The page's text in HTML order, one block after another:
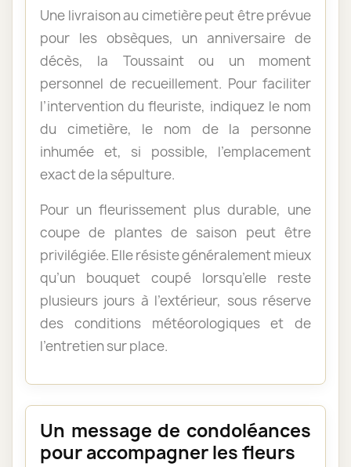
Une livraison au cimetière peut être prévue
pour les obsèques, un anniversaire de
décès, la Toussaint ou un moment
personnel de recueillement. Pour faciliter
l’intervention du fleuriste, indiquez le nom
du cimetière, le nom de la personne
inhumée et, si possible, l’emplacement
exact de la sépulture.
Pour un fleurissement plus durable, une
coupe de plantes de saison peut être
privilégiée. Elle résiste généralement mieux
qu’un bouquet coupé lorsqu’elle reste
plusieurs jours à l’extérieur, sous réserve
des conditions météorologiques et de
l’entretien sur place.
Un message de condoléances
pour accompagner les fleurs